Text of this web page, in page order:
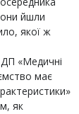
йшли
якої ж
ДП «Медичні
має
як